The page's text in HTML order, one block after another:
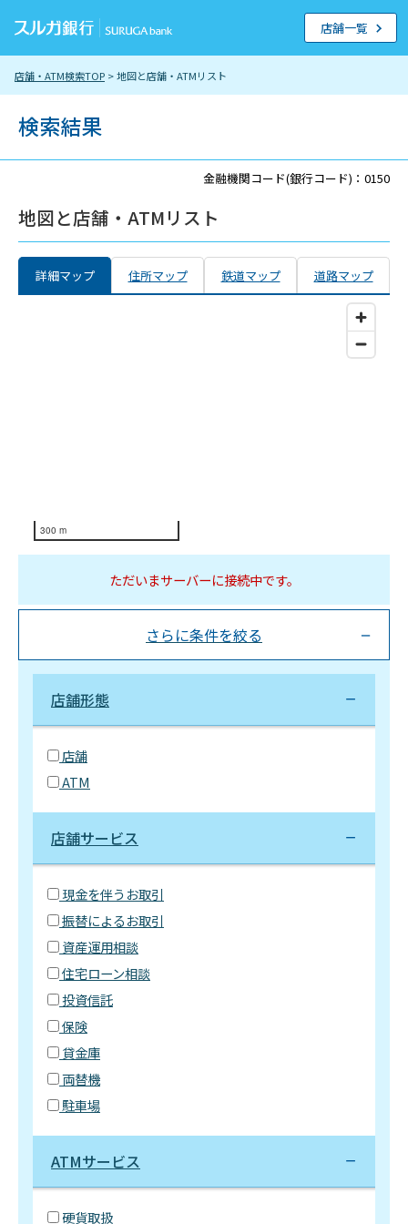
店舗・ATM検索TOP > 地図と店舗・ATMリスト
店舗一覧
検索結果
金融機関コード(銀行コード)：0150
地図と店舗・ATMリスト
詳細マップ 住所マップ 鉄道マップ 道路マップ
300 m
ただいまサーバーに接続中です。
さらに条件を絞る
店舗形態
店舗
ATM
店舗サービス
現金を伴うお取引
振替によるお取引
資産運用相談
住宅ローン相談
投資信託
保険
貸金庫
両替機
駐車場
ATMサービス
硬貨取扱